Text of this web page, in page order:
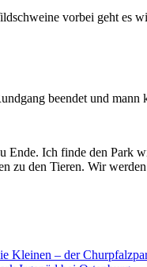
vorbei geht es
beendet und
Ende. Ich finde den Park
zu den Tieren. Wir
Kleinen – der